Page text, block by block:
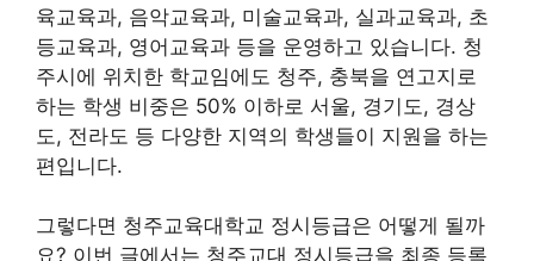
육교육과, 음악교육과, 미술교육과, 실과교육과, 초
등교육과, 영어교육과 등을 운영하고 있습니다. 청
주시에 위치한 학교임에도 청주, 충북을 연고지로
하는 학생 비중은 50% 이하로 서울, 경기도, 경상
도, 전라도 등 다양한 지역의 학생들이 지원을 하는
편입니다.
그렇다면 청주교육대학교 정시등급은 어떻게 될까
요? 이번 글에서는 청주교대 정시등급을 최종 등록